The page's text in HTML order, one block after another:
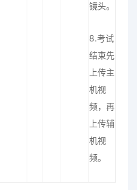
镜头。
8.考试
结束先
上传主
机视
频，再
上传辅
机视
频。